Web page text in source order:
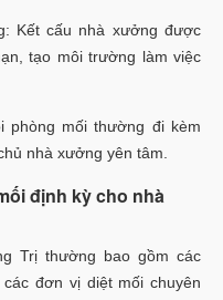
Kết cấu nhà xưởng được
tạo môi trường làm việc
phòng mối thường đi kèm
nhà xưởng yên tâm.
định kỳ cho nhà
Trị thường bao gồm các
đơn vị diệt mối chuyên